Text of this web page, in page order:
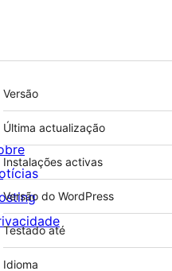
Metadados
Versão
Última actualização
Instalações activas
Versão do WordPress
Testado até
Idioma